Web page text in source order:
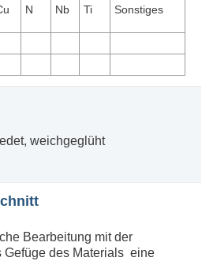
N Nb Ti Sonstiges
weichgeglüht
Bearbeitung mit der
Gefüge des Materials eine